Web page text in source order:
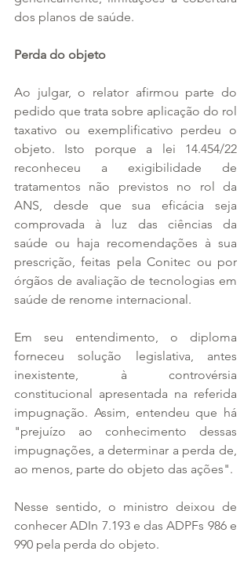
dos planos de saúde.
Perda do objeto
Ao julgar, o relator afirmou parte do
pedido que trata sobre aplicação do rol
taxativo ou exemplificativo perdeu o
objeto. Isto porque a lei 14.454/22
reconheceu a exigibilidade de
tratamentos não previstos no rol da
ANS, desde que sua eficácia seja
comprovada à luz das ciências da
saúde ou haja recomendações à sua
prescrição, feitas pela Conitec ou por
órgãos de avaliação de tecnologias em
saúde de renome internacional.
Em seu entendimento, o diploma
forneceu solução legislativa, antes
inexistente, à controvérsia
constitucional apresentada na referida
impugnação. Assim, entendeu que há
"prejuízo ao conhecimento dessas
impugnações, a determinar a perda de,
ao menos, parte do objeto das ações".
Nesse sentido, o ministro deixou de
conhecer ADIn 7.193 e das ADPFs 986 e
990 pela perda do objeto.